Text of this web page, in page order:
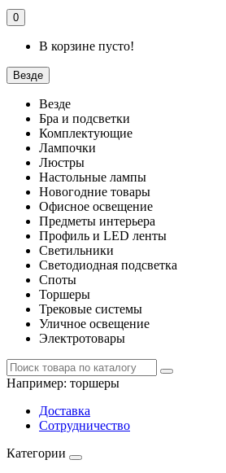
0
В корзине пусто!
Везде
Везде
Бра и подсветки
Комплектующие
Лампочки
Люстры
Настольные лампы
Новогодние товары
Офисное освещение
Предметы интерьера
Профиль и LED ленты
Светильники
Светодиодная подсветка
Споты
Торшеры
Трековые системы
Уличное освещение
Электротовары
Например: торшеры
Доставка
Сотрудничество
Категории